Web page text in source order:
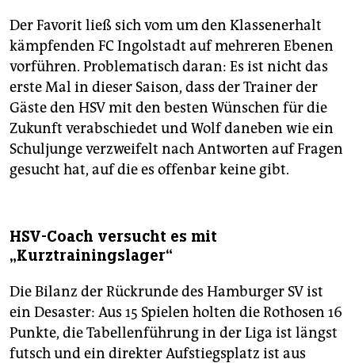
Der Favorit ließ sich vom um den Klassenerhalt
kämpfenden FC Ingolstadt auf mehreren Ebenen
vorführen. Problematisch daran: Es ist nicht das
erste Mal in dieser Saison, dass der Trainer der
Gäste den HSV mit den besten Wünschen für die
Zukunft verabschiedet und Wolf daneben wie ein
Schuljunge verzweifelt nach Antworten auf Fragen
gesucht hat, auf die es offenbar keine gibt.
HSV-Coach versucht es mit
„Kurztrainingslager“
Die Bilanz der Rückrunde des Hamburger SV ist
ein Desaster: Aus 15 Spielen holten die Rothosen 16
Punkte, die Tabellenführung in der Liga ist längst
futsch und ein direkter Aufstiegsplatz ist aus